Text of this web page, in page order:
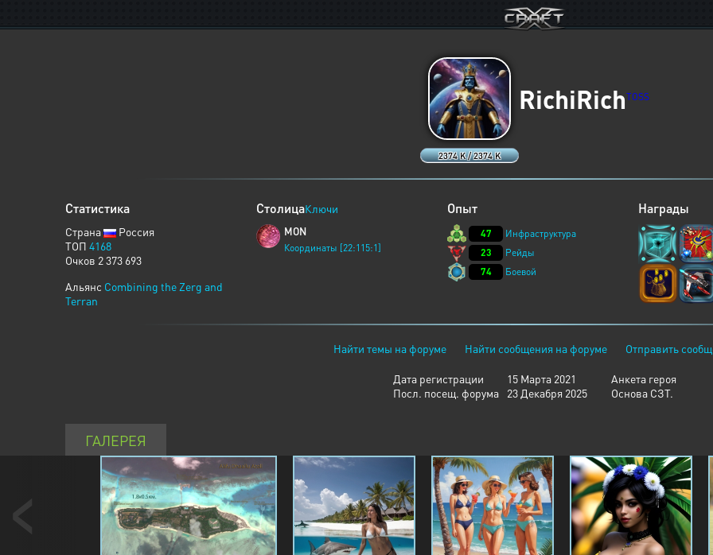
2374 K / 2374 K
RichiRichTOSS
Статистика
Страна
Россия
ТОП 4168
Очков 2 373 693
Альянс Combining the Zerg and
Terran
СтолицаКлючи
MON
Координаты [22:115:1]
Опыт
47
Инфраструктура
23
Рейды
74
Боевой
Награды
Найти темы на форуме Найти сообщения на форуме Отправить
Дата регистрации
15 Марта 2021
Посл. посещ. форума
23 Декабря 2025
Анкета героя
Основа СЗТ.
ГАЛЕРЕЯ